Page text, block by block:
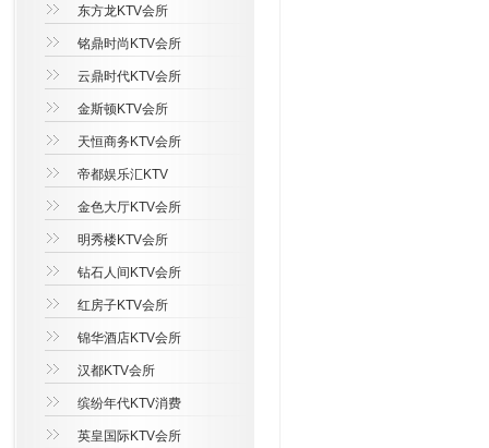
东方龙KTV会所
铭鼎时尚KTV会所
云鼎时代KTV会所
金斯顿KTV会所
天恒商务KTV会所
帝都娱乐汇KTV
金色大厅KTV会所
明秀楼KTV会所
钻石人间KTV会所
红房子KTV会所
锦华酒店KTV会所
汉都KTV会所
缤纷年代KTV消费
英皇国际KTV会所